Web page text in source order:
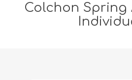
Colchon Spring